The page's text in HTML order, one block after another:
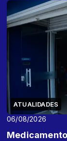
ATUALIDADES
06/08/2026